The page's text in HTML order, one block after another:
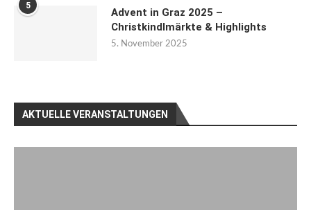
AKTUELLE VERANSTALTUNGEN
5
Advent in Graz 2025 –
Christkindlmärkte & Highlights
5. November 2025